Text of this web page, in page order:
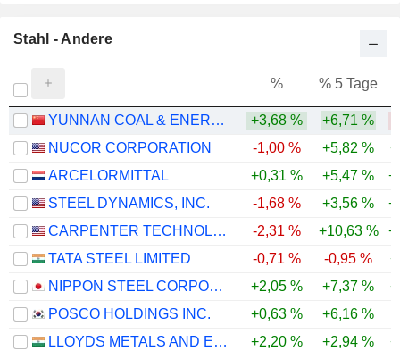
Stahl - Andere
% % 5 Tage
YUNNAN COAL & ENERGY CO.,LTD. +3,68 % +6,71 %
NUCOR CORPORATION
-1,00 % +5,82 %
ARCELORMITTAL
+0,31 % +5,47 %
STEEL DYNAMICS, INC.
-1,68 % +3,56 %
CARPENTER TECHNOLOGY CORPORATION
-2,31 % +10,63 %
TATA STEEL LIMITED
-0,71 % -0,95 %
NIPPON STEEL CORPORATION
+2,05 % +7,37 %
POSCO HOLDINGS INC.
+0,63 % +6,16 %
LLOYDS METALS AND ENERGY LIMITED
+2,20 % +2,94 %